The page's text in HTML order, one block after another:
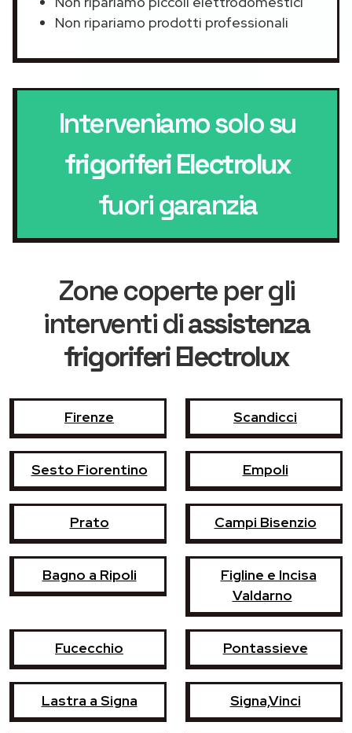
Non ripariamo prodotti professionali
Interveniamo solo su
frigoriferi Electrolux
fuori garanzia
Zone coperte per gli
interventi diassistenza
frigoriferi Electrolux
Firenze Scandicci
Sesto Fiorentino Empoli
Prato Campi Bisenzio
Bagno a Ripoli
Figline e Incisa
Valdarno
Fucecchio Pontassieve
Lastra a Signa Signa,Vinci